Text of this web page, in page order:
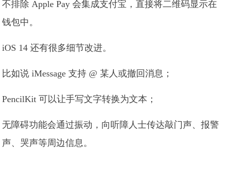
不排除 Apple Pay 会集成支付宝，直接将二维码显示在
钱包中。
iOS 14 还有很多细节改进。
比如说 iMessage 支持 @ 某人或撤回消息；
PencilKit 可以让手写文字转换为文本；
无障碍功能会通过振动，向听障人士传达敲门声、报警
声、哭声等周边信息。